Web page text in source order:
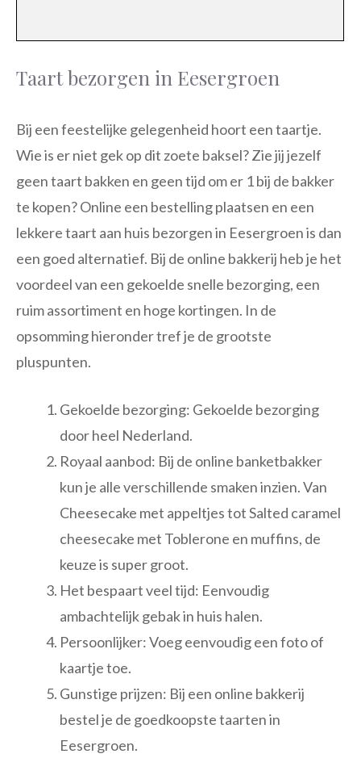
Taart bezorgen in Eesergroen
Bij een feestelijke gelegenheid hoort een taartje.
Wie is er niet gek op dit zoete baksel? Zie jij jezelf
geen taart bakken en geen tijd om er 1 bij de bakker
te kopen? Online een bestelling plaatsen en een
lekkere taart aan huis bezorgen in Eesergroen is dan
een goed alternatief. Bij de online bakkerij heb je het
voordeel van een gekoelde snelle bezorging, een
ruim assortiment en hoge kortingen. In de
opsomming hieronder tref je de grootste
pluspunten.
Gekoelde bezorging: Gekoelde bezorging
door heel Nederland.
Royaal aanbod: Bij de online banketbakker
kun je alle verschillende smaken inzien. Van
Cheesecake met appeltjes tot Salted caramel
cheesecake met Toblerone en muffins, de
keuze is super groot.
Het bespaart veel tijd: Eenvoudig
ambachtelijk gebak in huis halen.
Persoonlijker: Voeg eenvoudig een foto of
kaartje toe.
Gunstige prijzen: Bij een online bakkerij
bestel je de goedkoopste taarten in
Eesergroen.